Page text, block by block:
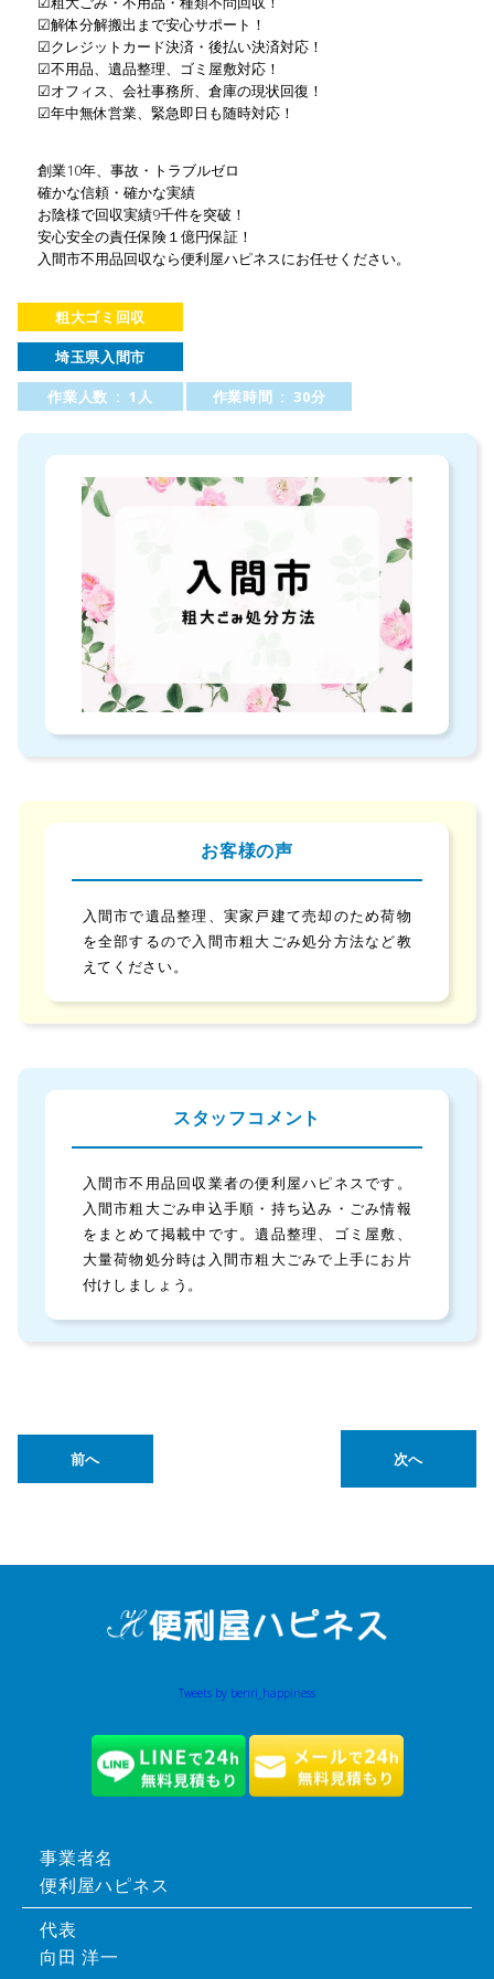
☑解体分解搬出まで安心サポート！
☑クレジットカード決済・後払い決済対応！
☑不用品、遺品整理、ゴミ屋敷対応！
☑オフィス、会社事務所、倉庫の現状回復！
☑年中無休営業、緊急即日も随時対応！
創業10年、事故・トラブルゼロ
確かな信頼・確かな実績
お陰様で回収実績9千件を突破！
安心安全の責任保険１億円保証！
入間市不用品回収なら便利屋ハピネスにお任せください。
粗大ゴミ回収
埼玉県入間市
作業人数 : 1人
作業時間 : 30分
お客様の声
入間市で遺品整理、実家戸建て売却のため荷物
を全部するので入間市粗大ごみ処分方法など教
えてください。
スタッフコメント
入間市不用品回収業者の便利屋ハピネスです。
入間市粗大ごみ申込手順・持ち込み・ごみ情報
をまとめて掲載中です。遺品整理、ゴミ屋敷、
大量荷物処分時は入間市粗大ごみで上手にお片
付けしましょう。
前へ 次へ
Tweets by benri_happiness
事業者名
便利屋ハピネス
代表
向田 洋一